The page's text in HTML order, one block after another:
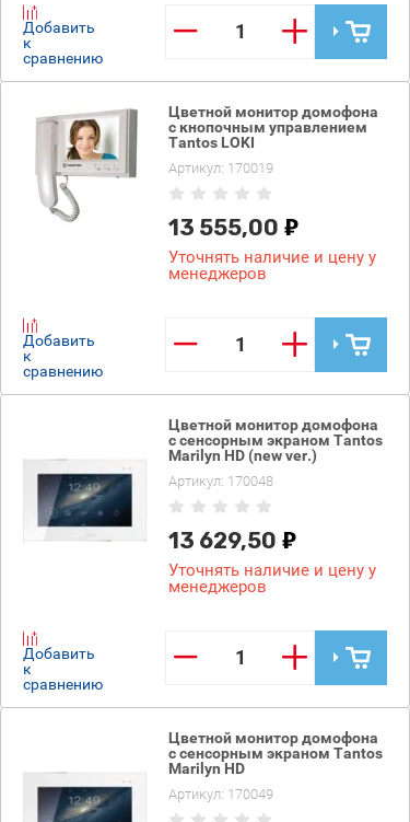
− +
Добавить
к
сравнению
Цветной монитор домофона
с кнопочным управлением
Tantos LOKI
Артикул: 170019
13 555,00
Уточнять наличие и цену у
менеджеров
− +
Добавить
к
сравнению
Цветной монитор домофона
с сенсорным экраном Tantos
Marilyn HD (new ver.)
Артикул: 170048
13 629,50
Уточнять наличие и цену у
менеджеров
− +
Добавить
к
сравнению
Цветной монитор домофона
с сенсорным экраном Tantos
Marilyn HD
Артикул: 170049